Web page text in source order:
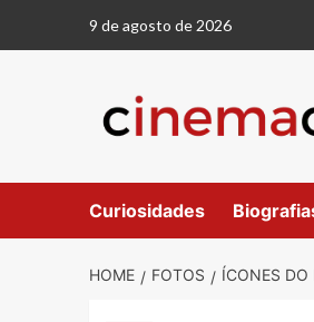
9 de agosto de 2026
Curiosidades
HOME FOTOS ÍCONES DO